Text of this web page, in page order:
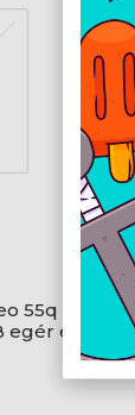
55q G6 -
és